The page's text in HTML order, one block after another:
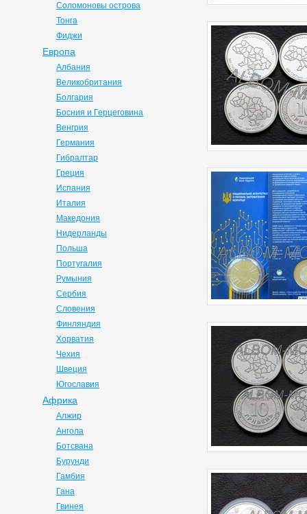
Соломоновы острова
Тонга
Фиджи
Европа
Албания
Великобритания
Болгария
Босния и Герцеговина
Венгрия
Германия
Гибралтар
Греция
Испания
Италия
Македония
Нидерланды
Польша
Португалия
Румыния
Сербия
Словения
Финляндия
Хорватия
Чехия
Швеция
Югославия
Африка
Алжир
Ангола
Ботсвана
Бурунди
Гамбия
Гана
Гвинея